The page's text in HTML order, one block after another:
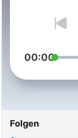
00:00
Folgen